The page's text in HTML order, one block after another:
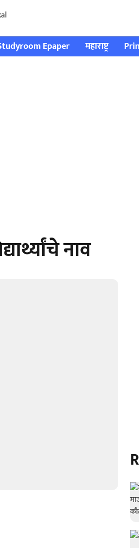
Epaper महाराष्ट्र
नाव